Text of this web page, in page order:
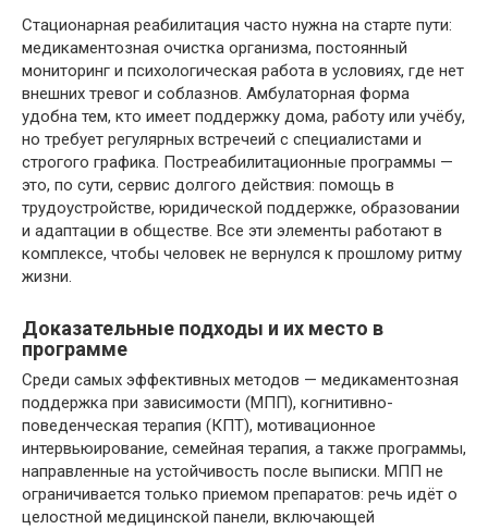
Стационарная реабилитация часто нужна на старте пути:
медикаментозная очистка организма, постоянный
мониторинг и психологическая работа в условиях, где нет
внешних тревог и соблазнов. Амбулаторная форма
удобна тем, кто имеет поддержку дома, работу или учёбу,
но требует регулярных встречеий с специалистами и
строгого графика. Постреабилитационные программы —
это, по сути, сервис долгого действия: помощь в
трудоустройстве, юридической поддержке, образовании
и адаптации в обществе. Все эти элементы работают в
комплексе, чтобы человек не вернулся к прошлому ритму
жизни.
Доказательные подходы и их место в
программе
Среди самых эффективных методов — медикаментозная
поддержка при зависимости (МПП), когнитивно-
поведенческая терапия (КПТ), мотивационное
интервьюирование, семейная терапия, а также программы,
направленные на устойчивость после выписки. МПП не
ограничивается только приемом препаратов: речь идёт о
целостной медицинской панели, включающей